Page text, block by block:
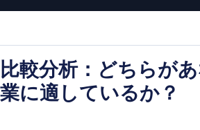
比較分析：どちらが
業に適しているか？